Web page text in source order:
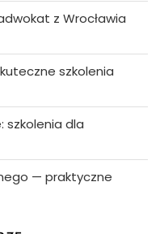
z Wrocławia
szkolenia
szkolenia dla
— praktyczne